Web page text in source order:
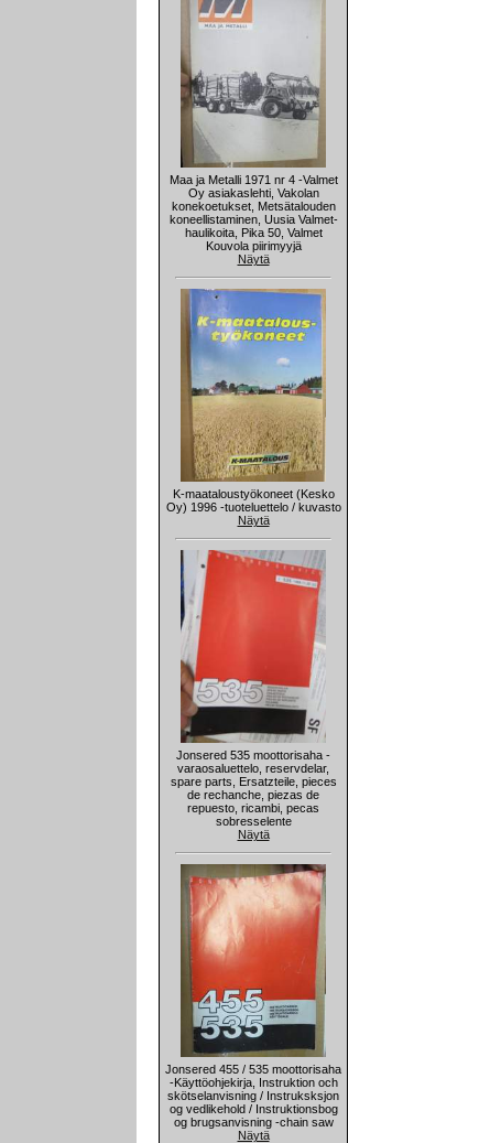
Maa ja Metalli 1971 nr 4 -Valmet
Oy asiakaslehti, Vakolan
konekoetukset, Metsätalouden
koneellistaminen, Uusia Valmet-
haulikoita, Pika 50, Valmet
Kouvola piirimyyjä
Näytä
K-maataloustyökoneet (Kesko
Oy) 1996 -tuoteluettelo / kuvasto
Näytä
Jonsered 535 moottorisaha -
varaosaluettelo, reservdelar,
spare parts, Ersatzteile, pieces
de rechanche, piezas de
repuesto, ricambi, pecas
sobresselente
Näytä
Jonsered 455 / 535 moottorisaha
-Käyttöohjekirja, Instruktion och
skötselanvisning / Instruksksjon
og vedlikehold / Instruktionsbog
og brugsanvisning -chain saw
Näytä